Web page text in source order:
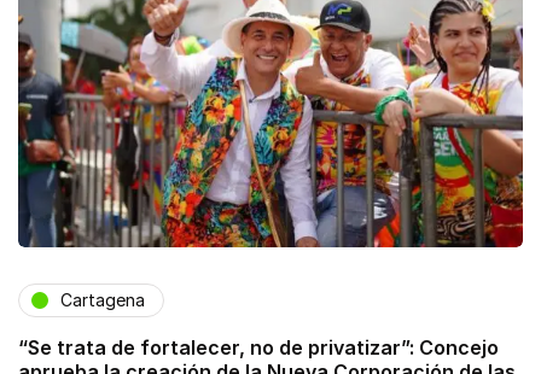
Cartagena
“Se trata de fortalecer, no de privatizar”: Concejo